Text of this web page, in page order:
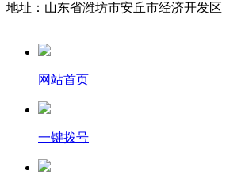
地址：山东省潍坊市安丘市经济开发区
网站首页
一键拨号